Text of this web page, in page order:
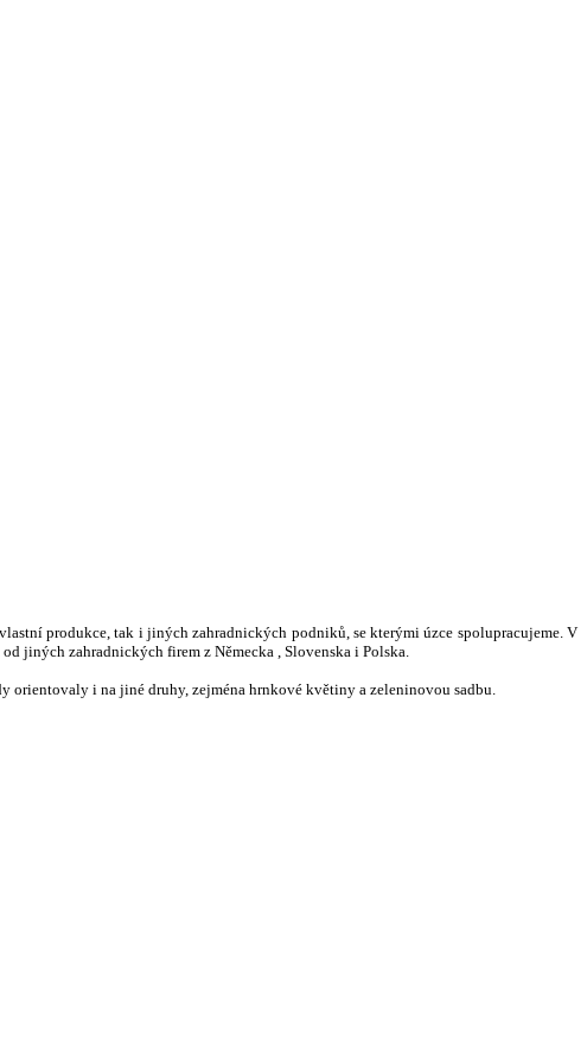
produkce, tak i jiných zahradnických podniků, se kterými úzce spolupracujeme. V
jiných zahradnických firem z Německa , Slovenska i Polska.
orientovaly i na jiné druhy, zejména hrnkové květiny a zeleninovou sadbu.